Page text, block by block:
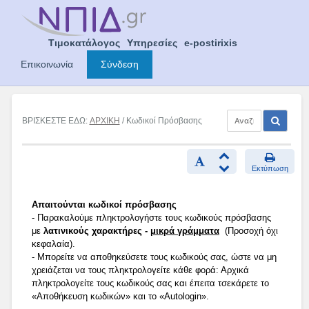
Τιμοκατάλογος Υπηρεσίες
e-postirixis
Επικοινωνία
Σύνδεση
ΒΡΙΣΚΕΣΤΕ ΕΔΩ: ΑΡΧΙΚΗ / Κωδικοί Πρόσβασης
Εκτύπωση
Απαιτούνται κωδικοί πρόσβασης
- Παρακαλούμε πληκτρολογήστε τους κωδικούς πρόσβασης
με λατινικούς χαρακτήρες - μικρά γράμματα (Προσοχή όχι
κεφαλαία).
- Μπορείτε να αποθηκεύσετε τους κωδικούς σας, ώστε να μη
χρειάζεται να τους πληκτρολογείτε κάθε φορά: Αρχικά
πληκτρολογείτε τους κωδικούς σας και έπειτα τσεκάρετε το
«Αποθήκευση κωδικών» και το «Autologin».